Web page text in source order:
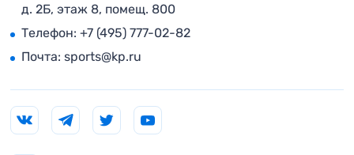
д. 2Б, этаж 8, помещ. 800
Телефон: +7 (495) 777-02-82
Почта: sports@kp.ru